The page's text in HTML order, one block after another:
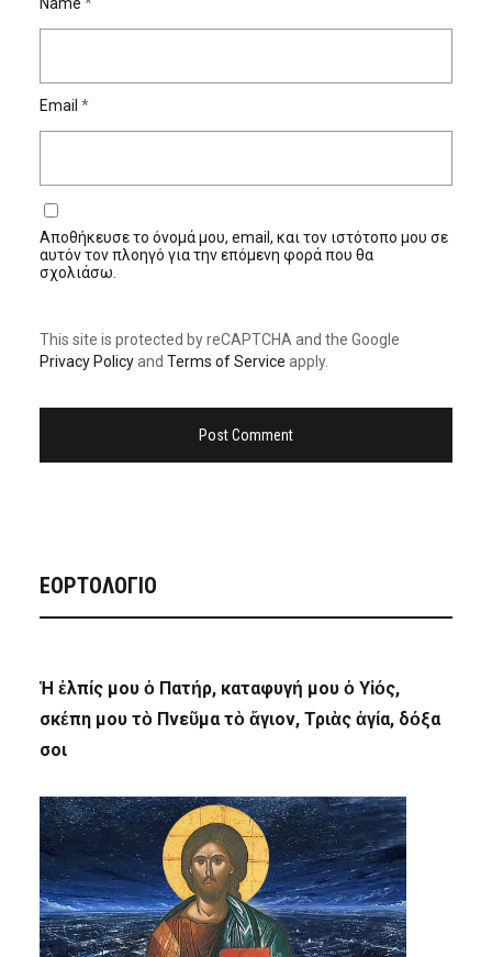
Email *
Αποθήκευσε το όνομά μου, email, και τον ιστότοπο μου σε
αυτόν τον πλοηγό για την επόμενη φορά που θα
σχολιάσω.
This site is protected by reCAPTCHA and the Google
Privacy Policyand Terms of Service apply.
ΕΟΡΤΟΛΟΓΙΟ
Ἡ ἐλπίς μου ὁ Πατήρ, καταφυγή μου ὁ Υἱός,
σκέπη μου τὸ Πνεῦμα τὸ ἅγιον, Τριὰς ἁγία, δόξα
σοι